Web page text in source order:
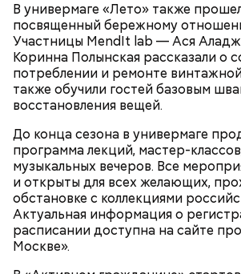
В универмаге «Лето» также
посвященный бережному
Участницы MendIt lab — Ася
Коринна Полынская рассказали о
потреблении и ремонте
также обучили гостей базовым
восстановления вещей.
До конца сезона в универмаге
программа лекций, мастер-
музыкальных вечеров. Все
и открыты для всех желающих,
обстановке с коллекциями
Актуальная информация о
расписании доступна на сайте
Москве».
В разделе «Каталог» представлены
предложения партнеров. В нем
сортировку по типам льготы,
товарам и услугам, брендам,
другим.
Маршрут зеленого кольца